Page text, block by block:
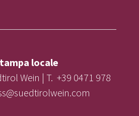
locale
Wein | T. +39 0471 978